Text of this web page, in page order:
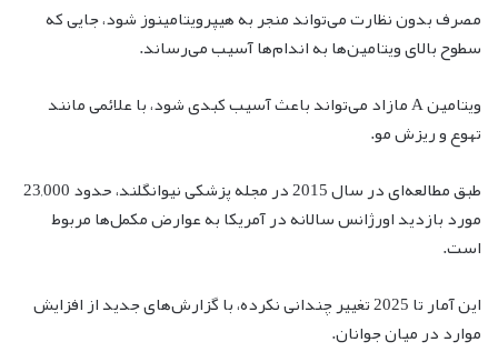
مصرف بدون نظارت می‌تواند منجر به هیپرویتامینوز شود، جایی که
سطوح بالای ویتامین‌ها به اندام‌ها آسیب می‌رساند.
ویتامین A مازاد می‌تواند باعث آسیب کبدی شود، با علائمی مانند
تهوع و ریزش مو.
طبق مطالعه‌ای در سال 2015 در مجله پزشکی نیوانگلند، حدود 23,000
مورد بازدید اورژانس سالانه در آمریکا به عوارض مکمل‌ها مربوط
است.
این آمار تا 2025 تغییر چندانی نکرده، با گزارش‌های جدید از افزایش
موارد در میان جوانان.